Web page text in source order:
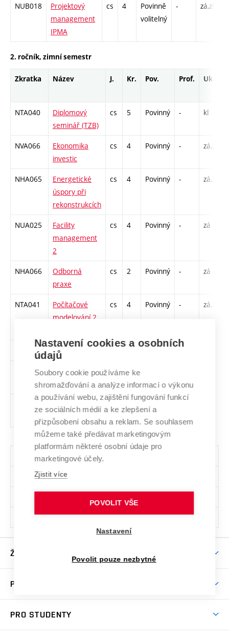
NUB018
Projektový
management
IPMA
cs 4
Povinně
volitelný
- zá,zk
2. ročník, zimní semestr
Zkratka Název J. Kr. Pov. Prof. Uk.
NTA040
Diplomový
seminář (TZB)
cs 5 Povinný - kl
NVA066
Ekonomika
investic
cs 4 Povinný - zá,zk
NHA065
Energetické
úspory při
rekonstrukcích
cs 4 Povinný - zá,zk
NUA025
Facility
management
2
cs 4 Povinný - zá
NHA066
Odborná
praxe
cs 2 Povinný - zá
NTA041
Počítačové
modelování 2
cs 4 Povinný - zá,zk
NZA017 Právo
NUA026
Smart city,
region
cs 3
NHA067-
Specialized
project
en Povinný
Všechny skupiny volitelných předmětů
Počet předm.
NBB011
1 NZB016,NUB018
ŽIVOT NA VUT
Koleje
PRO UCHAZEČE
PRO STUDENTY
Nastavení cookies a osobních
údajů
Soubory cookie používáme ke
shromažďování a analýze informací o výkonu
a používání webu, zajištění fungování funkcí
ze sociálních médií a ke zlepšení a
přizpůsobení obsahu a reklam. Se souhlasem
můžeme také předávat marketingovým
platformám některé osobní údaje pro
marketingové účely.
Zjistit více
POVOLIT VŠE
Nastavení
Povolit pouze nezbytné